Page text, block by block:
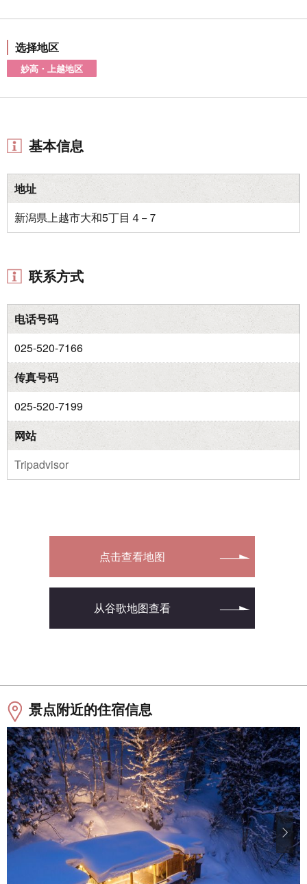
选择地区
妙高・上越地区
基本信息
地址
新潟県上越市大和5丁目４−７
联系方式
电话号码
025-520-7166
传真号码
025-520-7199
网站
Tripadvisor
点击查看地图
从谷歌地图查看
景点附近的住宿信息